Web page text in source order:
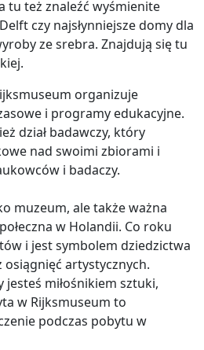
tu też znaleźć wyśmienite
czy najsłynniejsze domy dla
ze srebra. Znajdują się tu
organizuje
i programy edukacyjne.
dział badawczy, który
nad swoimi zbiorami i
i badaczy.
muzeum, ale także ważna
w Holandii. Co roku
i jest symbolem dziedzictwa
artystycznych.
jesteś miłośnikiem sztuki,
w Rijksmuseum to
podczas pobytu w